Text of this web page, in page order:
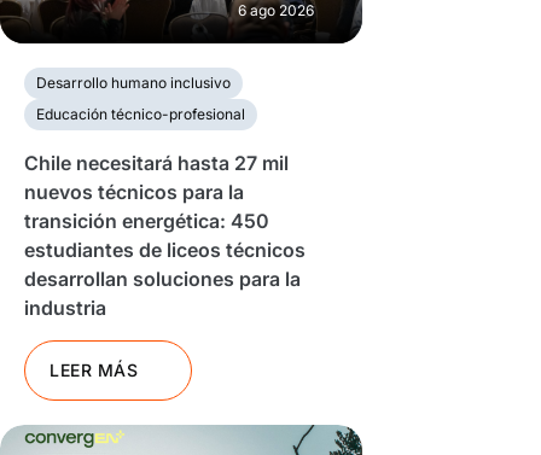
6 ago 2026
Desarrollo humano inclusivo
Educación técnico-profesional
Chile necesitará hasta 27 mil
nuevos técnicos para la
transición energética: 450
estudiantes de liceos técnicos
desarrollan soluciones para la
industria
LEER MÁS